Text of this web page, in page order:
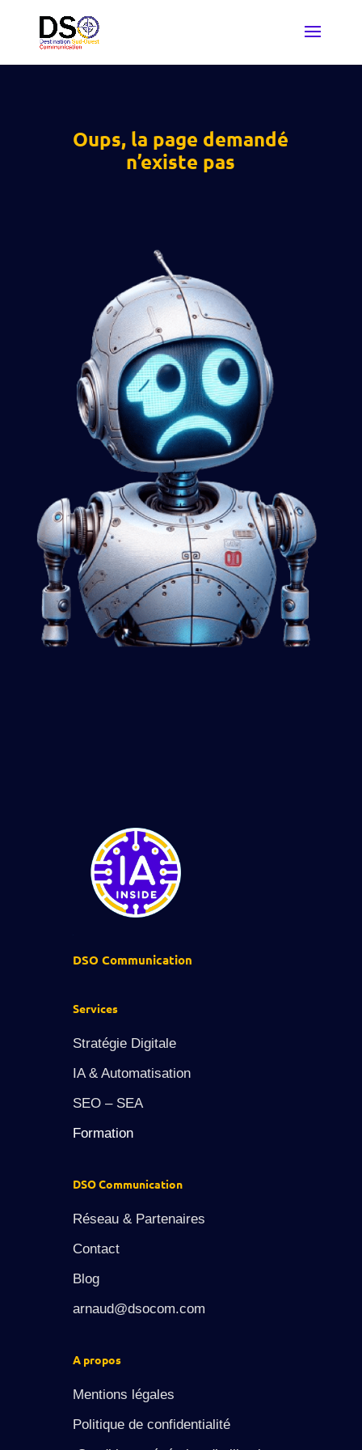
Oups, la page demandé
n’existe pas
DSO Communication
Services
Stratégie Digitale
IA & Automatisation
SEO – SEA
Formation
DSO Communication
Réseau & Partenaires
Contact
Blog
arnaud@dsocom.com
A propos
Mentions légales
Politique de confidentialité